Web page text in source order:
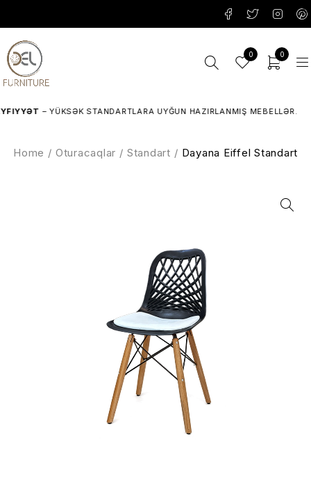
0 0
– YÜKSƏK STANDARTLARA UYĞUN HAZIRLANMIŞ MEBELLƏR.
Home / Oturacaqlar / Standart / Dayana Eiffel Standart